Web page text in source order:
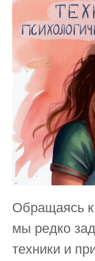
Обращаясь к
мы редко
техники и